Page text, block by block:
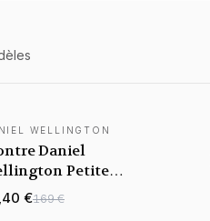
s
WELLINGTON
Daniel
Petite
DW00100346
maille milanaise doré
€169 €